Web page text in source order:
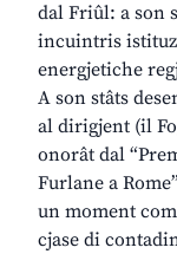
dal Friûl: a son
incuintris
energjetiche
A son stâts
al dirigjent (il
onorât dal
Furlane a
un moment
cjase di